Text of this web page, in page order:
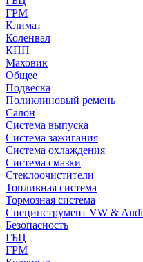
ГРМ
Климат
Коленвал
КПП
Маховик
Общее
Подвеска
Поликлиновый ремень
Салон
Система выпуска
Система зажигания
Система охлаждения
Система смазки
Стеклоочистители
Топливная система
Тормозная система
Специнструмент VW & Audi
Безопасность
ГБЦ
ГРМ